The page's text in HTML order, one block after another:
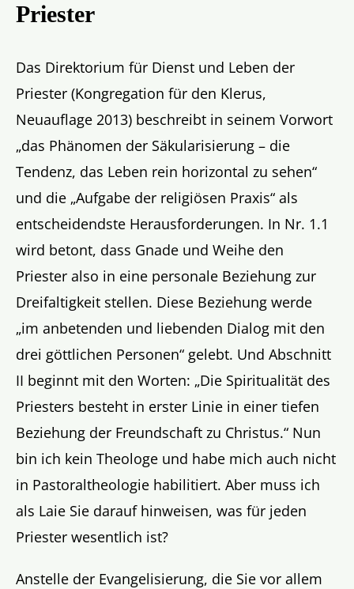
Priester
Das Direktorium für Dienst und Leben der
Priester (Kongregation für den Klerus,
Neuauflage 2013) beschreibt in seinem Vorwort
„das Phänomen der Säkularisierung – die
Tendenz, das Leben rein horizontal zu sehen“
und die „Aufgabe der religiösen Praxis“ als
entscheidendste Herausforderungen. In Nr. 1.1
wird betont, dass Gnade und Weihe den
Priester also in eine personale Beziehung zur
Dreifaltigkeit stellen. Diese Beziehung werde
„im anbetenden und liebenden Dialog mit den
drei göttlichen Personen“ gelebt. Und Abschnitt
II beginnt mit den Worten: „Die Spiritualität des
Priesters besteht in erster Linie in einer tiefen
Beziehung der Freundschaft zu Christus.“ Nun
bin ich kein Theologe und habe mich auch nicht
in Pastoraltheologie habilitiert. Aber muss ich
als Laie Sie darauf hinweisen, was für jeden
Priester wesentlich ist?
Anstelle der Evangelisierung, die Sie vor allem